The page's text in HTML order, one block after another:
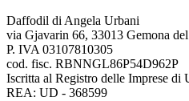
Daffodil di Angela Urbani
via Gjavarin 66, 33013 Gemona
P. IVA 03107810305
cod. fisc. RBNNGL86P54D962P
Iscritta al Registro delle Imprese di
REA: UD - 368599